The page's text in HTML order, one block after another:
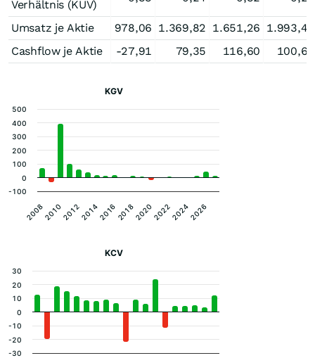
Verhältnis (KUV)
Umsatz je Aktie 978,06 1.369,82 1.651,26 1.993,44
Cashflow je Aktie
-27,91 79,35 116,60 100,62
KGV
2008201020122014201620182020202220242026
-100
0
100
200
300
400
500
KCV
-30
-20
-10
0
10
20
30